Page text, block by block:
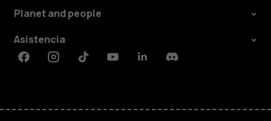
Planet and people
Asistencia
FacebookInstagramTiktokYoutubeLinkedinDiscord